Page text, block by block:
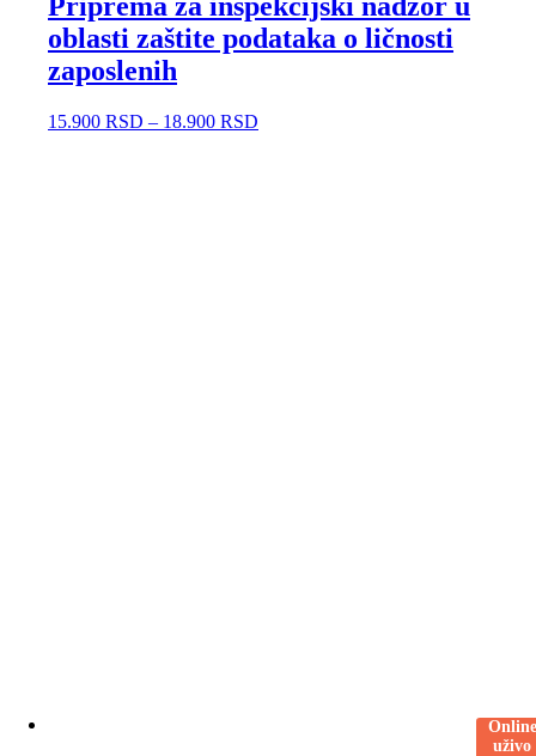
oblasti zaštite podataka o ličnosti
zaposlenih
15.900 RSD – 18.900 RSD
Online
uživo